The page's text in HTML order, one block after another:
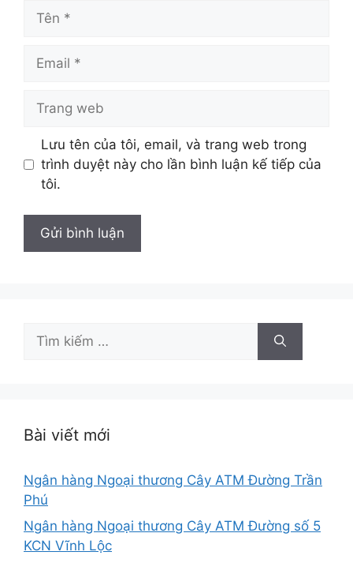
Tên
Email
Trang
Lưu tên của tôi, email, và trang web trong
trình duyệt này cho lần bình luận kế tiếp của
tôi.
Tìm
kiếm
Bài viết mới
Ngân hàng Ngoại thương Cây ATM Đường Trần
Phú
Ngân hàng Ngoại thương Cây ATM Đường số 5
KCN Vĩnh Lộc